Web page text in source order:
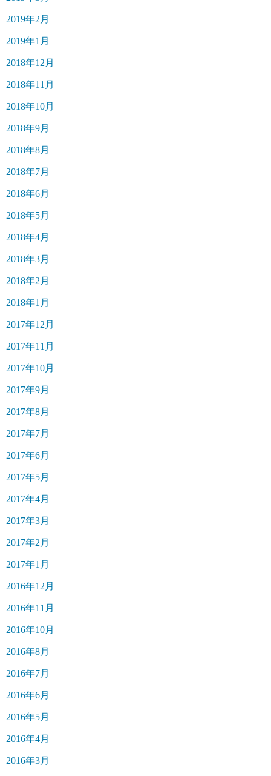
2019年2月
2019年1月
2018年12月
2018年11月
2018年10月
2018年9月
2018年8月
2018年7月
2018年6月
2018年5月
2018年4月
2018年3月
2018年2月
2018年1月
2017年12月
2017年11月
2017年10月
2017年9月
2017年8月
2017年7月
2017年6月
2017年5月
2017年4月
2017年3月
2017年2月
2017年1月
2016年12月
2016年11月
2016年10月
2016年8月
2016年7月
2016年6月
2016年5月
2016年4月
2016年3月